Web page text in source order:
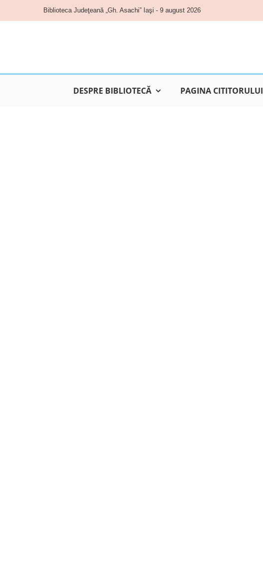
content
Biblioteca Judeţeană „Gh. Asachi” Iaşi - 9 august 2026
DESPRE BIBLIOTECĂ PAGINA CITITORULUI